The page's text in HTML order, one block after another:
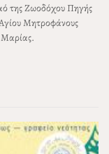
της Ζωοδόχου Πηγής
Μητροφάνους